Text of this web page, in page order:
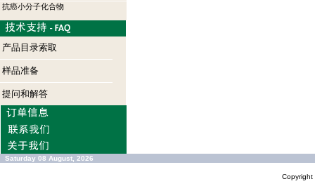
抗癌小分子化合物
产品目录索取
样品准备
提问和解答
Saturday 08 August, 2026